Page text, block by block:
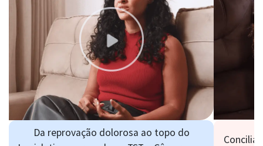
Da reprovação dolorosa ao topo do